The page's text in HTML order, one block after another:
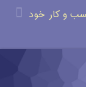
و کسب و کار خود